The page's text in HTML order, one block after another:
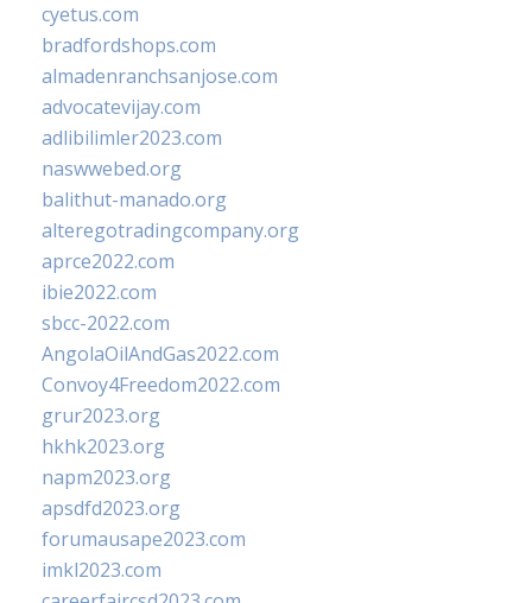
cyetus.com
bradfordshops.com
almadenranchsanjose.com
advocatevijay.com
adlibilimler2023.com
naswwebed.org
balithut-manado.org
alteregotradingcompany.org
aprce2022.com
ibie2022.com
sbcc-2022.com
AngolaOilAndGas2022.com
Convoy4Freedom2022.com
grur2023.org
hkhk2023.org
napm2023.org
apsdfd2023.org
forumausape2023.com
imkl2023.com